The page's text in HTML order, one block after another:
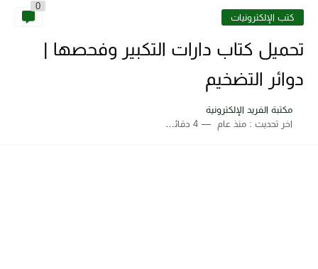
تحميل كتاب الترموديناميك pdf للدكتور. عقيل سلوم مجانا كتب الإلكترونيات
0
تحميل كتاب دارات التكبير وفحصها |
دوائر التضخيم
مكتبة الفريد الإلكترونية
اخر تحديث :منذ عام 4 دقائق للقراءة